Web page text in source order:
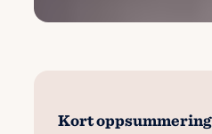
Kort oppsummering